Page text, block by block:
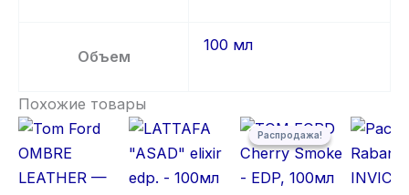
Объем
100 мл
Похожие товары
Распродажа!
Распродажа!
Первоначальная цена
Текущая цена: 5 300,00 ₽.